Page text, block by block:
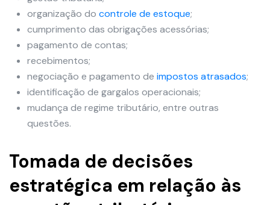
organização do controle de estoque;
cumprimento das obrigações acessórias;
pagamento de contas;
recebimentos;
negociação e pagamento de impostos atrasados;
identificação de gargalos operacionais;
mudança de regime tributário, entre outras
questões.
Tomada de decisões
estratégica em relação às